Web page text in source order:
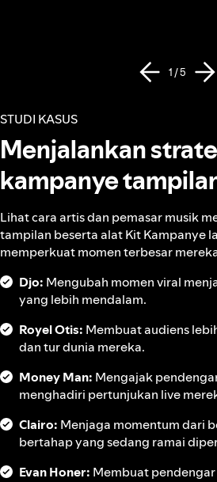
1 / 5
STUDI KASUS
Menjalankan
kampanye
Lihat cara artis dan pemasar musik
tampilan beserta alat Kit Kampanye
memperkuat momen terbesar
Djo: Mengubah momen viral
yang lebih mendalam.
Royel Otis: Membuat audiens
dan tur dunia mereka.
Money Man: Mengajak
menghadiri pertunjukan live
Clairo: Menjaga momentum dari
bertahap yang sedang ramai
Evan Honer: Membuat